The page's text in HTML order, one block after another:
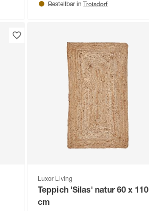
Bestellbar in Troisdorf
Luxor Living
Teppich 'Silas' natur 60 x 110
cm